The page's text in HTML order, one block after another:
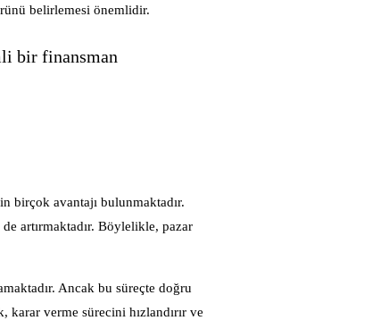
belirlemesi önemlidir.
bir finansman
birçok avantajı bulunmaktadır.
artırmaktadır. Böylelikle, pazar
Ancak bu süreçte doğru
karar verme sürecini hızlandırır ve